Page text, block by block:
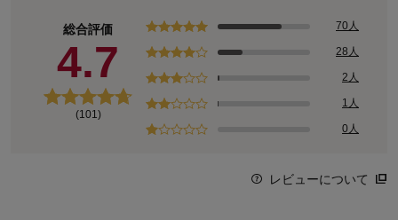
総合評価
4.7
(101)
70人
28人
2人
1人
0人
レビューについて